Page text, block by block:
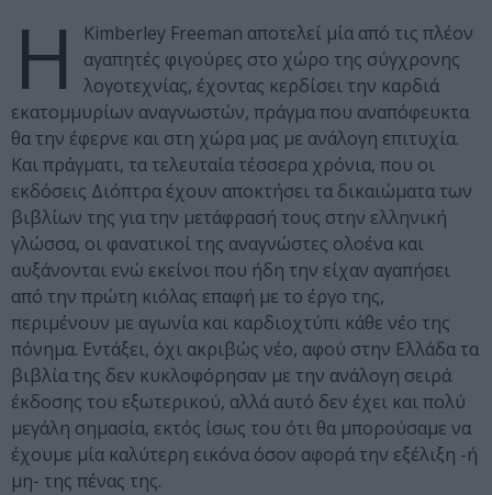
Η
Kimberley Freeman αποτελεί μία από τις πλέον
αγαπητές φιγούρες στο χώρο της σύγχρονης
λογοτεχνίας, έχοντας κερδίσει την καρδιά
εκατομμυρίων αναγνωστών, πράγμα που αναπόφευκτα
θα την έφερνε και στη χώρα μας με ανάλογη επιτυχία.
Και πράγματι, τα τελευταία τέσσερα χρόνια, που οι
εκδόσεις Διόπτρα έχουν αποκτήσει τα δικαιώματα των
βιβλίων της για την μετάφρασή τους στην ελληνική
γλώσσα, οι φανατικοί της αναγνώστες ολοένα και
αυξάνονται ενώ εκείνοι που ήδη την είχαν αγαπήσει
από την πρώτη κιόλας επαφή με το έργο της,
περιμένουν με αγωνία και καρδιοχτύπι κάθε νέο της
πόνημα. Εντάξει, όχι ακριβώς νέο, αφού στην Ελλάδα τα
βιβλία της δεν κυκλοφόρησαν με την ανάλογη σειρά
έκδοσης του εξωτερικού, αλλά αυτό δεν έχει και πολύ
μεγάλη σημασία, εκτός ίσως του ότι θα μπορούσαμε να
έχουμε μία καλύτερη εικόνα όσον αφορά την εξέλιξη -ή
μη- της πένας της.